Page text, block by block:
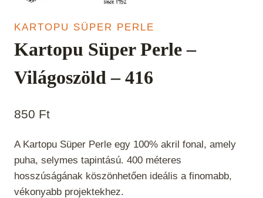
KARTOPU SÜPER PERLE
Kartopu Süper Perle –
Világoszöld – 416
850 Ft
A Kartopu Süper Perle egy 100% akril fonal, amely
puha, selymes tapintású. 400 méteres
hosszúságának köszönhetően ideális a finomabb,
vékonyabb projektekhez.